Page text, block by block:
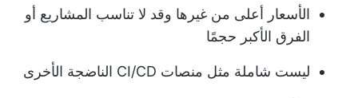
الأسعار أعلى من غيرها وقد لا تناسب المشاريع أو
الفرق الأكبر حجمًا
ليست شاملة مثل منصات CI/CD الناضجة الأخرى